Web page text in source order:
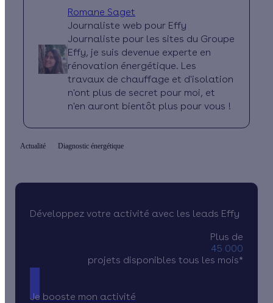
Romane Saget
Journaliste web pour Effy
Journaliste pour les sites du Groupe
Effy, je suis devenue experte en
rénovation énergétique. Les
travaux de chauffage et d'isolation
n'ont plus de secret pour moi, et
n'en auront bientôt plus pour vous !
Actualité Diagnostic énergétique
Développez votre activité avec les leads Effy
Plus de
45 000
projets disponibles tous les mois*
Je booste mon activité